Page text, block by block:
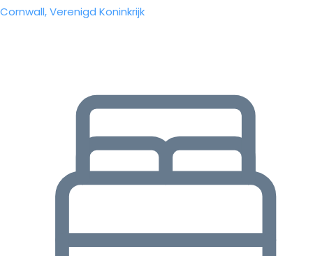
Cornwall, Verenigd Koninkrijk